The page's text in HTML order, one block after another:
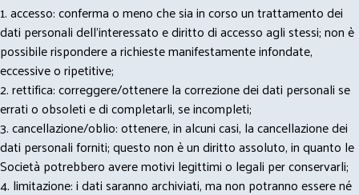
1. accesso: conferma o meno che sia in corso un trattamento dei
dati personali dell’interessato e diritto di accesso agli stessi; non è
possibile rispondere a richieste manifestamente infondate,
eccessive o ripetitive;
2. rettifica: correggere/ottenere la correzione dei dati personali se
errati o obsoleti e di completarli, se incompleti;
3. cancellazione/oblio: ottenere, in alcuni casi, la cancellazione dei
dati personali forniti; questo non è un diritto assoluto, in quanto le
Società potrebbero avere motivi legittimi o legali per conservarli;
4. limitazione: i dati saranno archiviati, ma non potranno essere né